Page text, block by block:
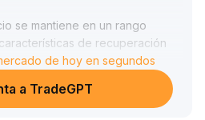
se mantiene en un rango
de recuperación
.
MiCA de la Unión
supervisión en EE
de hoy en segundos
a TradeGPT